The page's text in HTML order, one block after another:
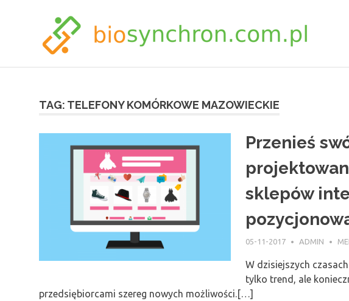
TAG: TELEFONY KOMÓRKOWE MAZOWIECKIE
Przenieś
sklepów
05-11-2017 ADMIN
W dzisiejszych
tylko trend, ale
przedsiębiorcami szereg nowych możliwości.[…]